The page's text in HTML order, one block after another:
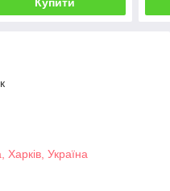
Купити
Україна